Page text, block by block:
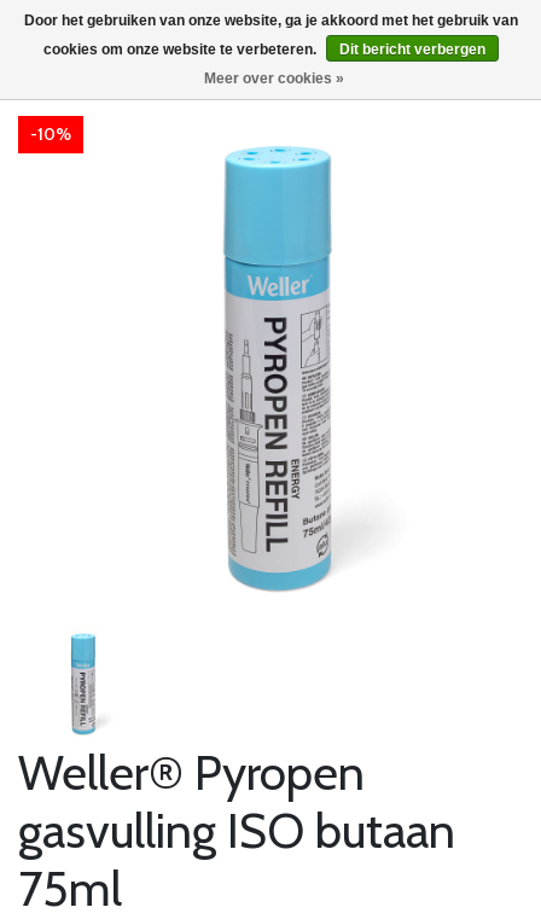
-10%
Weller® Pyropen
gasvulling ISO butaan
75ml
Door het gebruiken van onze website, ga je akkoord met het gebruik van
cookies om onze website te verbeteren.
Dit bericht verbergen
Meer over cookies »